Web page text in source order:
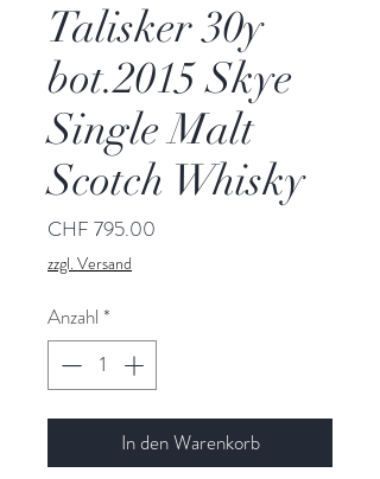
Talisker 30y
bot.2015 Skye
Single Malt
Scotch Whisky
CHF 795.00
zzgl. Versand
Anzahl *
In den Warenkorb